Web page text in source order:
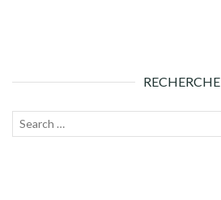
RECHERCHE
Recherche